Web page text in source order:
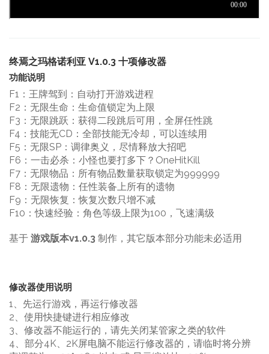
终焉之玛格诺利亚 V1.0.3 十项修改器
功能说明
F1：王牌驾到：自动打开游戏进程
F2：无限生命：生命值锁定为上限
F3：无限跳跃：获得二段跳后可用，全屏任性跳
F4：技能无CD：全部技能无冷却，可以连续用
F5：无限SP：调律奥义，尽情释放大招吧
F6：一击必杀：小怪也要打多下？OneHitKill
F7：无限物品：所有物品数量获取锁定为999999
F8：无限遗物：任性装备上所有的遗物
F9：无限恢复：恢复次数只增不减
F10：快速经验：角色等级上限为100，飞速满级
基于 游戏版本v1.0.3 制作，其它版本部分功能未必适用
修改器使用说明
1、先运行游戏，再运行修改器
2、使用快捷键进行相应修改
3、修改器不能运行的，请先关闭某管家之类的软件
4、部分4K、2K屏电脑不能运行修改器的，请临时将分辨